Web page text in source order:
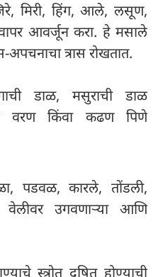
मिरी, हिंग, आले, लसूण,
आवर्जून करा. हे मसाले
त्रास रोखतात.
डाळ, मसुराची डाळ
वरण किंवा कढण पिणे
पडवळ, कारले, तोंडली,
वेलीवर उगवणाऱ्या आणि
स्त्रोत दूषित होण्याची